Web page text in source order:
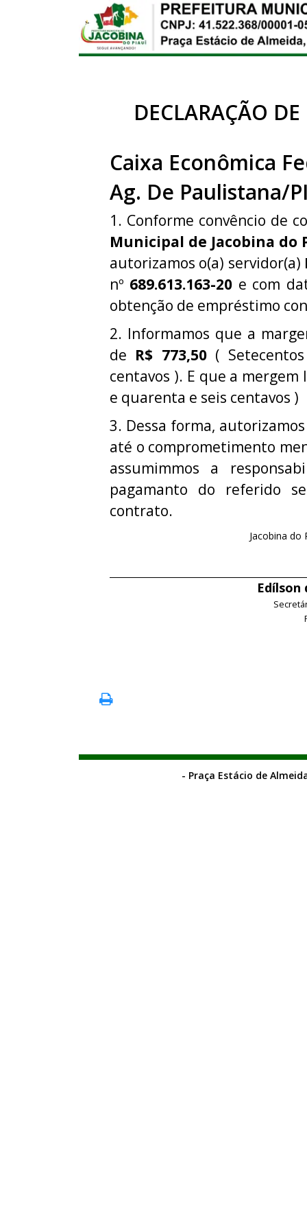
DECLARAÇÃO
Caixa Econômica
Ag. De Paulistana/
1. Conforme convêncio de
Municipal de Jacobina do
autorizamos o(a) servidor(a)
nº 689.613.163-20 e com
obtenção de empréstimo
2. Informamos que a
de R$ 773,50(
centavos ). E que a
e quarenta e seis centavos )
3. Dessa forma,
até o comprometimento
assumimmos a
pagamanto do referido
contrato.
Jacobina do
Edílson
- Praça Estácio de